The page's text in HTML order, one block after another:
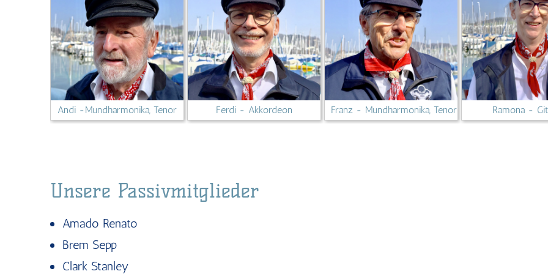
Andi -Mundharmonika, Tenor Ferdi - Akkordeon Franz - Mundharmonika, Tenor Ramona -
Unsere Passivmitglieder
Amado Renato
Brem Sepp
Clark Stanley